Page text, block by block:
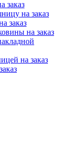
заказ
на заказ
заказ
на заказ
на заказ